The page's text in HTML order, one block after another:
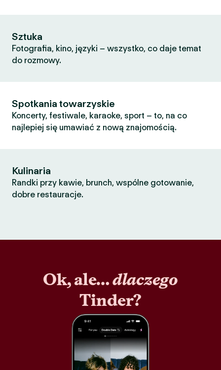
Sztuka
Fotografia, kino, języki – wszystko, co daje temat
do rozmowy.
Spotkania towarzyskie
Koncerty, festiwale, karaoke, sport – to, na co
najlepiej się umawiać z nową znajomością.
Kulinaria
Randki przy kawie, brunch, wspólne gotowanie,
dobre restauracje.
Ok, ale…dlaczego
Tinder?